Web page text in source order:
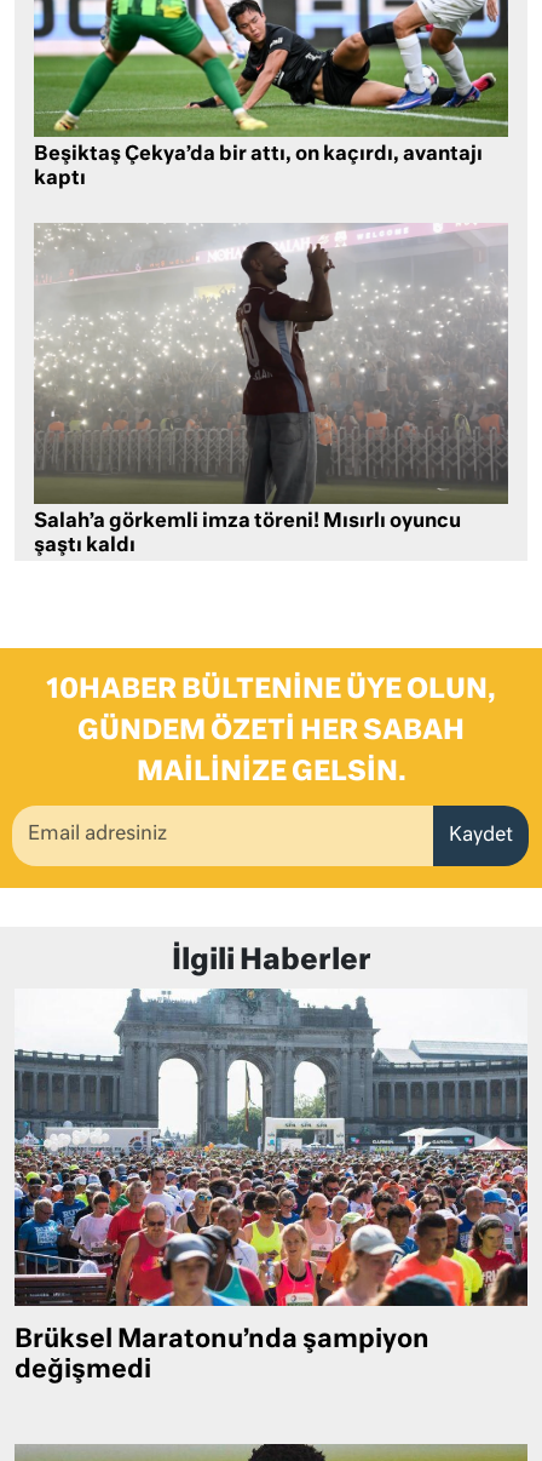
Beşiktaş Çekya’da bir attı, on kaçırdı, avantajı
kaptı
Salah’a görkemli imza töreni! Mısırlı oyuncu
şaştı kaldı
10HABER BÜLTENINE ÜYE OLUN,
GÜNDEM ÖZETI HER SABAH
MAILINIZE GELSIN.
Kaydet
İlgili Haberler
Brüksel Maratonu’nda şampiyon
değişmedi